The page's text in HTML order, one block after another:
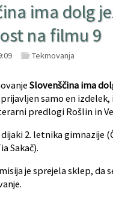
ima dolg
na filmu 9
Tekmovanja
Slovenščina ima
samo en
predlogi Rošlin in
2. letnika gimnazije
Sakač).
je sprejela sklep, da